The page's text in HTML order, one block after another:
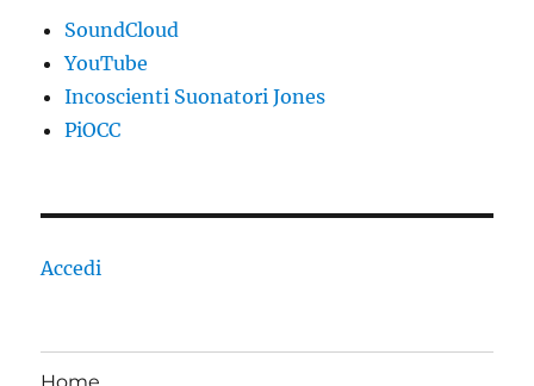
SoundCloud
YouTube
Incoscienti Suonatori Jones
PiOCC
Accedi
Home